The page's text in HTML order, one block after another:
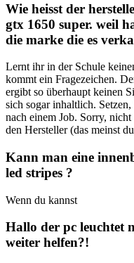
Wie heisst der
gtx 1650 super. weil
die marke die es
Lernt ihr in der Schule
kommt ein Fragezeichen.
ergibt so überhaupt keinen
sich sogar inhaltlich.
nach einem Job. Sorry,
den Hersteller (das meinst
Kann man eine
led stripes ?
Wenn du kannst
Hallo der pc leuchtet
weiter helfen?!